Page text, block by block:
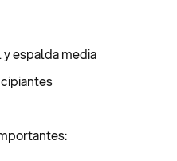
espalda media